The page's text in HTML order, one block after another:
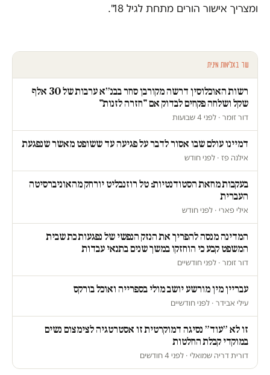
ומצריך אישור הורים מתחת לגיל 18".
עוד באלימות מינית
רשות האוכלוסין דרשה מקורבן סחר בבנ״א ערבות של 30 אלף
שקל ושלחה פקחים לבדוק אם "חזרה לזנות"
דור זומר · לפני 4 שבועות
דמיינו עולם שבו אסור לדבר על פגיעה עד ששופט מאשר שנפגעת
אילנה פז · לפני חודש
בעקבות מחאת הסטודנטיות: טל רוזנבליט יורחק מהאוניברסיטה
העברית
אילי פארי · לפני חודש
המדינה מנסה להפריך את הנזק הנפשי של נפגעות כת שבית
המשפט קבע כי הוחזקו במשך שנים בתנאי עבדות
דור זומר · לפני חודשיים
עבריין מין מורשע יושב מולי בספרייה ואוכל בורקס
עילי אבידר · לפני חודשיים
זו לא ״עוד״ נסיגה דמוקרטית זו אסטרטגיה לצימצום נשים
במוקדי קבלת החלטות
דורית דריה שמואלי · לפני 4 חודשים